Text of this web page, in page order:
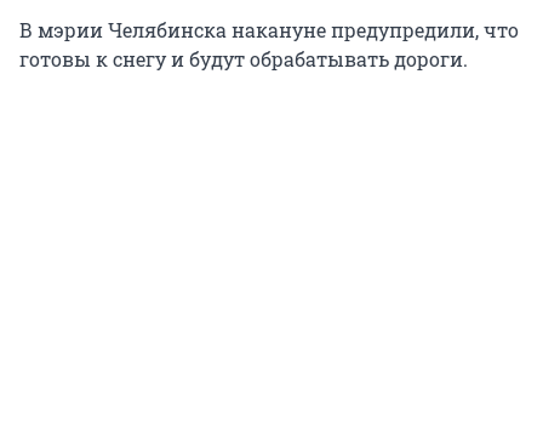
В мэрии Челябинска накануне предупредили, что
готовы к снегу и будут обрабатывать дороги.